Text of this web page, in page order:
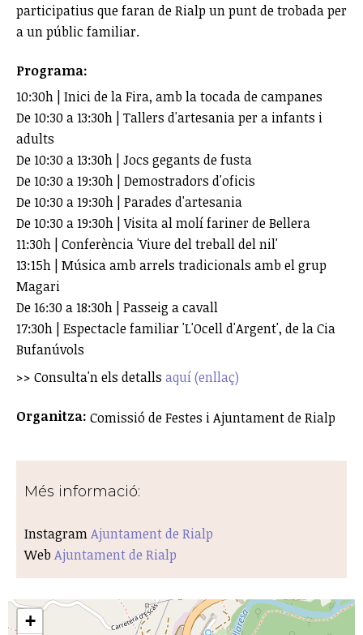
participatius que faran de Rialp un punt de trobada per
a un públic familiar.
Programa:
10:30h | Inici de la Fira, amb la tocada de campanes
De 10:30 a 13:30h | Tallers d'artesania per a infants i
adults
De 10:30 a 13:30h | Jocs gegants de fusta
De 10:30 a 19:30h | Demostradors d'oficis
De 10:30 a 19:30h | Parades d'artesania
De 10:30 a 19:30h | Visita al molí fariner de Bellera
11:30h | Conferència 'Viure del treball del nil'
13:15h | Música amb arrels tradicionals amb el grup
Magari
De 16:30 a 18:30h | Passeig a cavall
17:30h | Espectacle familiar 'L'Ocell d'Argent', de la Cia
Bufanúvols
>> Consulta'n els detalls aquí (enllaç)
Organitza: Comissió de Festes i Ajuntament de Rialp
Més informació:
InstagramAjuntament de Rialp
Web Ajuntament de Rialp
+